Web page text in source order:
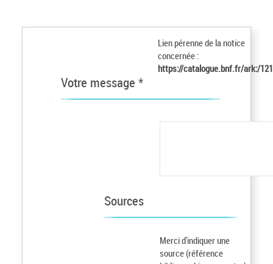
Lien pérenne de la notice
concernée :
https://catalogue.bnf.fr/ark:/
Votre message *
Sources
Merci d'indiquer une
source (référence